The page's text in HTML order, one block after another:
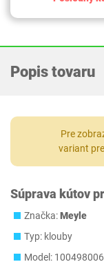
Popis tovaru
Pre
variant
Súprava kútov
Značka:Meyle
Typ: klouby
Model: